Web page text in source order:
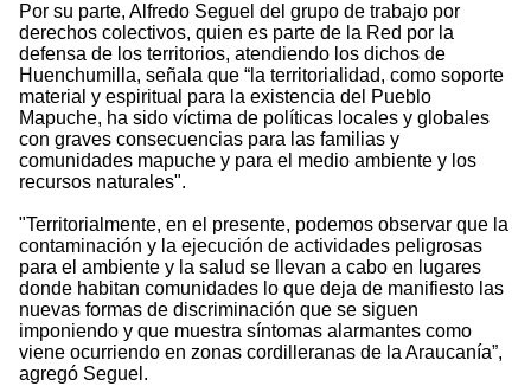
Por su parte, Alfredo Seguel del grupo de trabajo por
derechos colectivos, quien es parte de la Red por la
defensa de los territorios, atendiendo los dichos de
Huenchumilla, señala que “la territorialidad, como soporte
material y espiritual para la existencia del Pueblo
Mapuche, ha sido víctima de políticas locales y globales
con graves consecuencias para las familias y
comunidades mapuche y para el medio ambiente y los
recursos naturales".
"Territorialmente, en el presente, podemos observar que la
contaminación y la ejecución de actividades peligrosas
para el ambiente y la salud se llevan a cabo en lugares
donde habitan comunidades lo que deja de manifiesto las
nuevas formas de discriminación que se siguen
imponiendo y que muestra síntomas alarmantes como
viene ocurriendo en zonas cordilleranas de la Araucanía”,
agregó Seguel.